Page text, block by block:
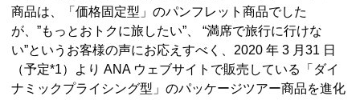
商品は、「価格固定型」のパンフレット商品でした
が、”もっとおトクに旅したい”、 “満席で旅行に行けな
い”というお客様の声にお応えすべく、2020 年 3 月31 日
（予定*1）より ANA ウェブサイトで販売している「ダイ
ナミックプライシング型」のパッケージツアー商品を進化